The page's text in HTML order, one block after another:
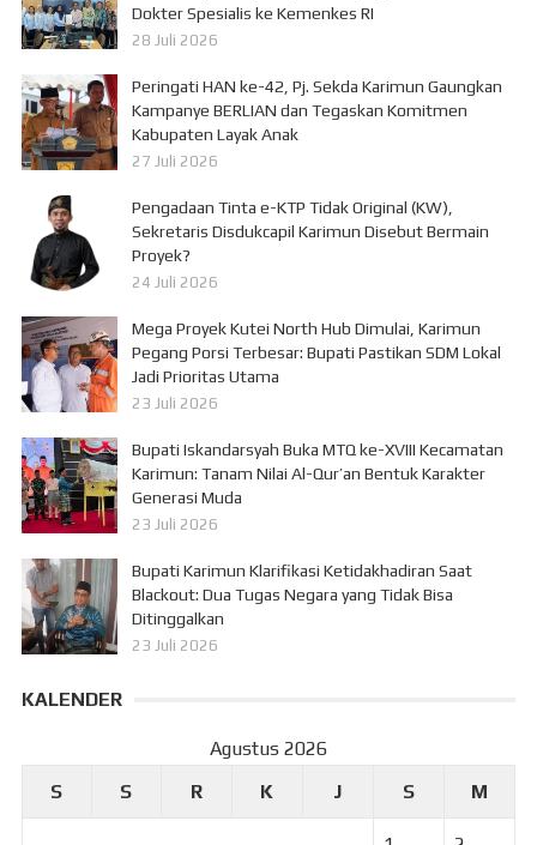
Dokter Spesialis ke Kemenkes RI
28 Juli 2026
Peringati HAN ke-42, Pj. Sekda Karimun Gaungkan
Kampanye BERLIAN dan Tegaskan Komitmen
Kabupaten Layak Anak
27 Juli 2026
Pengadaan Tinta e-KTP Tidak Original (KW),
Sekretaris Disdukcapil Karimun Disebut Bermain
Proyek?
24 Juli 2026
Mega Proyek Kutei North Hub Dimulai, Karimun
Pegang Porsi Terbesar: Bupati Pastikan SDM Lokal
Jadi Prioritas Utama
23 Juli 2026
Bupati Iskandarsyah Buka MTQ ke-XVIII Kecamatan
Karimun: Tanam Nilai Al-Qur’an Bentuk Karakter
Generasi Muda
23 Juli 2026
Bupati Karimun Klarifikasi Ketidakhadiran Saat
Blackout: Dua Tugas Negara yang Tidak Bisa
Ditinggalkan
23 Juli 2026
KALENDER
Agustus 2026
S
S R K J S M